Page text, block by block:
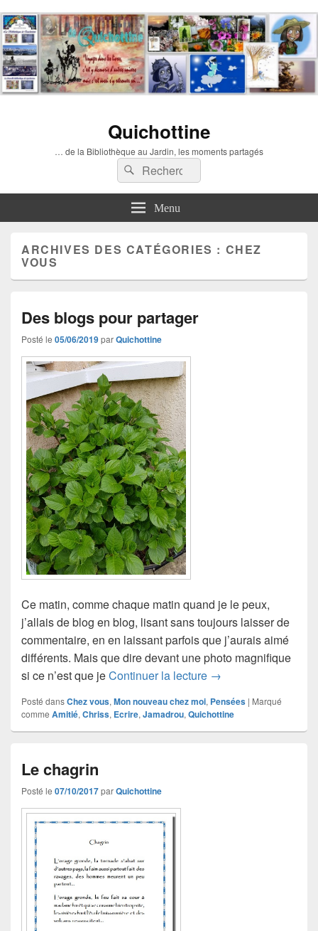
Quichottine
… de la Bibliothèque au Jardin, les moments partagés
Recherche :
Rechercher
Menu
ARCHIVES DES CATÉGORIES : CHEZ
VOUS
Des blogs pour partager
Posté le 05/06/2019parQuichottine
Ce matin, comme chaque matin quand je le peux,
j’allais de blog en blog, lisant sans toujours laisser de
commentaire, en en laissant parfois que j’aurais aimé
différents. Mais que dire devant une photo magnifique
si ce n’est que jeContinuer la lecture Des blogs pour
→
Posté dansChez vous, Mon nouveau chez moi, Pensées | Marqué
comme Amitié, Chriss, Ecrire, Jamadrou, Quichottine
Le chagrin
Posté le 07/10/2017parQuichottine